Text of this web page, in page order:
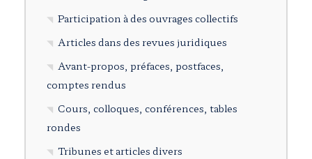
Participation à des ouvrages collectifs
Articles dans des revues juridiques
Avant-propos, préfaces, postfaces,
comptes rendus
Cours, colloques, conférences, tables
rondes
Tribunes et articles divers